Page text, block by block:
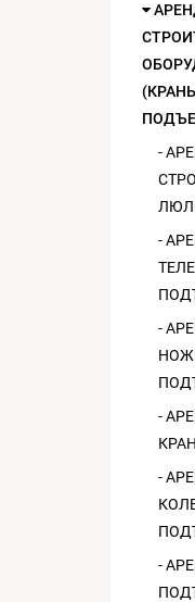
-
-
-
-
-
-